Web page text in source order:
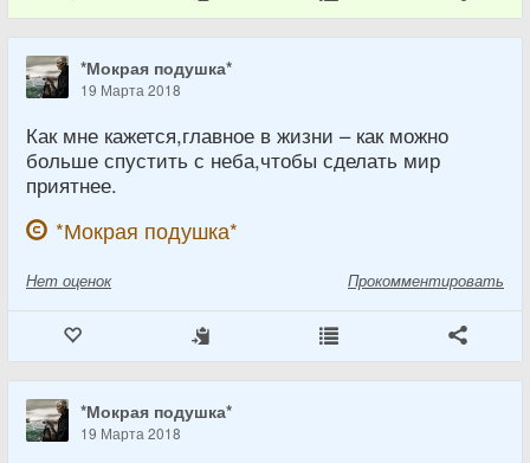
*Мокрая подушка*
19 Марта 2018
Как мне кажется,главное в жизни – как можно
больше спустить с неба,чтобы сделать мир
приятнее.
*Мокрая подушка*
Нет оценок Прокомментировать
*Мокрая подушка*
19 Марта 2018